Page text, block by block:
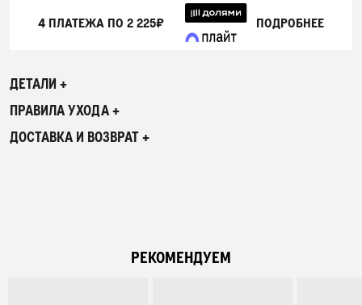
4 ПЛАТЕЖА ПО2 225₽ ПОДРОБНЕЕ
ДЕТАЛИ +
ПРАВИЛА УХОДА +
ДОСТАВКА И ВОЗВРАТ +
РЕКОМЕНДУЕМ